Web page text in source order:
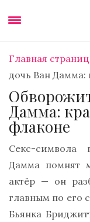
Главная
дочь Ван Дамма:
Дамма:
флаконе
Секс-
Дамма помнят
актёр — он
главным по его
Бьянка